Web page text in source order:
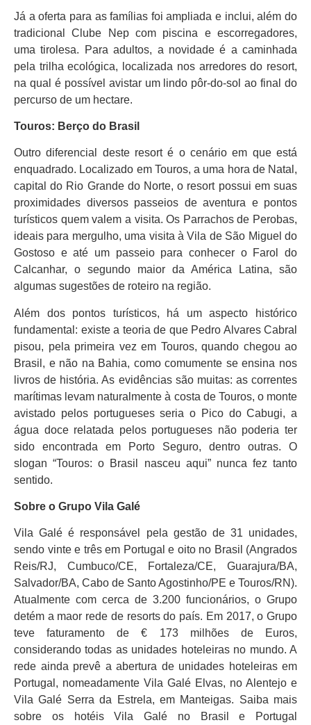
Já a oferta para as famílias foi ampliada e inclui, além do
tradicional Clube Nep com piscina e escorregadores,
uma tirolesa. Para adultos, a novidade é a caminhada
pela trilha ecológica, localizada nos arredores do resort,
na qual é possível avistar um lindo pôr-do-sol ao final do
percurso de um hectare.
Touros: Berço do Brasil
Outro diferencial deste resort é o cenário em que está
enquadrado. Localizado em Touros, a uma hora de Natal,
capital do Rio Grande do Norte, o resort possui em suas
proximidades diversos passeios de aventura e pontos
turísticos quem valem a visita. Os Parrachos de Perobas,
ideais para mergulho, uma visita à Vila de São Miguel do
Gostoso e até um passeio para conhecer o Farol do
Calcanhar, o segundo maior da América Latina, são
algumas sugestões de roteiro na região.
Além dos pontos turísticos, há um aspecto histórico
fundamental: existe a teoria de que Pedro Alvares Cabral
pisou, pela primeira vez em Touros, quando chegou ao
Brasil, e não na Bahia, como comumente se ensina nos
livros de história. As evidências são muitas: as correntes
marítimas levam naturalmente à costa de Touros, o monte
avistado pelos portugueses seria o Pico do Cabugi, a
água doce relatada pelos portugueses não poderia ter
sido encontrada em Porto Seguro, dentro outras. O
slogan “Touros: o Brasil nasceu aqui” nunca fez tanto
sentido.
Sobre o Grupo Vila Galé
Vila Galé é responsável pela gestão de 31 unidades,
sendo vinte e três em Portugal e oito no Brasil (Angrados
Reis/RJ, Cumbuco/CE, Fortaleza/CE, Guarajura/BA,
Salvador/BA, Cabo de Santo Agostinho/PE e Touros/RN).
Atualmente com cerca de 3.200 funcionários, o Grupo
detém a maor rede de resorts do país. Em 2017, o Grupo
teve faturamento de € 173 milhões de Euros,
considerando todas as unidades hoteleiras no mundo. A
rede ainda prevê a abertura de unidades hoteleiras em
Portugal, nomeadamente Vila Galé Elvas, no Alentejo e
Vila Galé Serra da Estrela, em Manteigas. Saiba mais
sobre os hotéis Vila Galé no Brasil e Portugal